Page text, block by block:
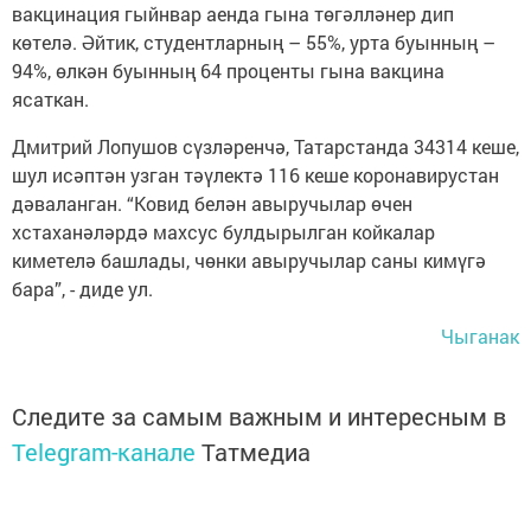
вакцинация гыйнвар аенда гына төгәлләнер дип
көтелә. Әйтик, студентларның – 55%, урта буынның –
94%, өлкән буынның 64 проценты гына вакцина
ясаткан.
Дмитрий Лопушов сүзләренчә, Татарстанда 34314 кеше,
шул исәптән узган тәүлектә 116 кеше коронавирустан
дәваланган. “Ковид белән авыручылар өчен
хстаханәләрдә махсус булдырылган койкалар
киметелә башлады, чөнки авыручылар саны кимүгә
бара”, - диде ул.
Чыганак
Следите за самым важным и интересным в
Telegram-канале Татмедиа